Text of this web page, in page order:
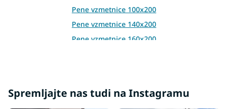
Pene vzmetnice 100x200
Pene vzmetnice 140x200
Pene vzmetnice 160x200
Spremljajte nas tudi na Instagramu